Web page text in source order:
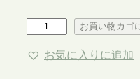
0
–
リ
お買い物カゴ
お気に入りに追加